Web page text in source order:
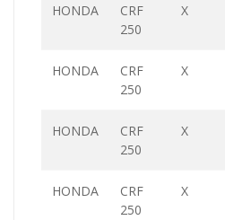
HONDA
CRF
250
X
HONDA
CRF
250
X
HONDA
CRF
250
X
HONDA
CRF
250
X